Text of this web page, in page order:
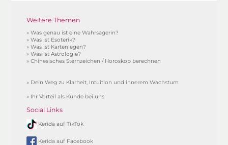
Weitere Themen
»Was genau ist eine Wahrsagerin?
»Was ist Esoterik?
»Was ist Kartenlegen?
»Was ist Astrologie?
»Chinesisches Sternzeichen / Horoskop berechnen
» Dein Weg zu Klarheit, Intuition und innerem Wachstum
» Ihr Vorteil als Kunde bei uns
Social Links
Kerida auf TikTok
Kerida auf Facebook